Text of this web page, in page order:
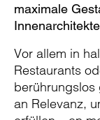
maximale
Vor allem in
Restaurants
berührungslos
an Relevanz,